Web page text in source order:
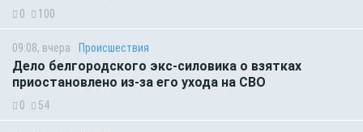
0 100
09:08, вчера Происшествия
Дело белгородского экс-силовика о взятках
приостановлено из-за его ухода на СВО
0 54